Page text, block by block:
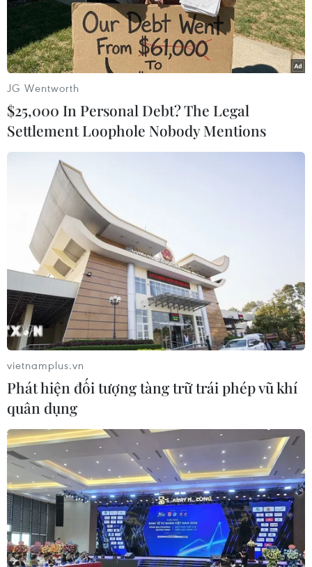
Bầu cử Mỹ: Phe Dân chủ có thể giành lại
Thượng viện từ phe Cộng hòa
08/11/2016 22:48
Theo nhận định của một số nhà phân tích, trong cuộc
bầu cử ngày 8/11, Đảng Dân chủ có hy vọng mong
manh giành lại quyền kiểm soát Thượng viện Mỹ hiện
đang nằm trong tay Đảng Cộng hòa.
Bầu cử Mỹ 2016: Số lượng cử tri Mỹ gốc Á
đi bỏ phiếu tăng vọt
JG Wentworth
$25,000 In Personal Debt? The Legal
Settlement Loophole Nobody Mentions
vietnamplus.vn
Phát hiện đối tượng tàng trữ trái phép vũ khí
quân dụng